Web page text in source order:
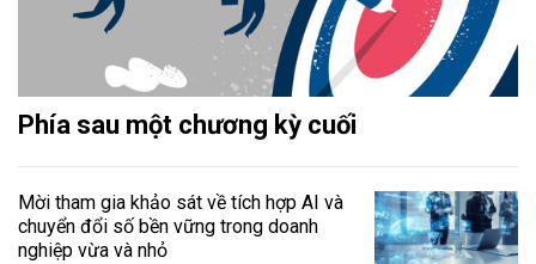
Phía sau một chương kỳ cuối
Mời tham gia khảo sát về tích hợp AI và
chuyển đổi số bền vững trong doanh
nghiệp vừa và nhỏ